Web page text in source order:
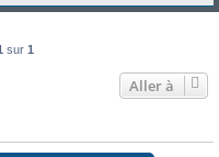
sur 1
Aller à